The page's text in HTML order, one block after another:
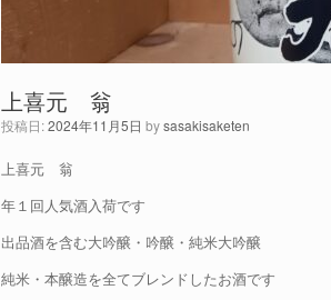
上喜元 翁
投稿日:2024年11月5日 bysasakisaketen
上喜元 翁
年１回人気酒入荷です
出品酒を含む大吟醸・吟醸・純米大吟醸
純米・本醸造を全てブレンドしたお酒です